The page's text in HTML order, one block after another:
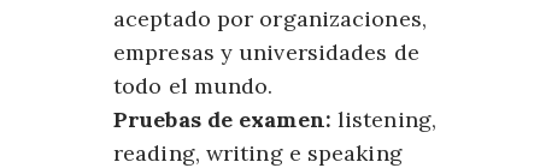
aceptado por organizaciones,
empresas y universidades de
todo el mundo.
Pruebas de examen: listening,
reading, writing e speaking